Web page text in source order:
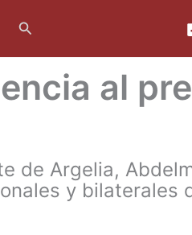
Buscar
al
de Argelia,
y bilaterales